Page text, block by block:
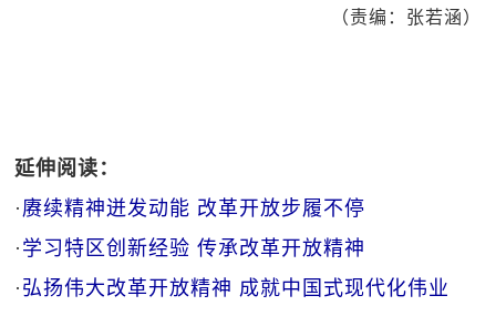
（责编：张若涵）
延伸阅读：
· 赓续精神迸发动能 改革开放步履不停
· 学习特区创新经验 传承改革开放精神
· 弘扬伟大改革开放精神 成就中国式现代化伟业